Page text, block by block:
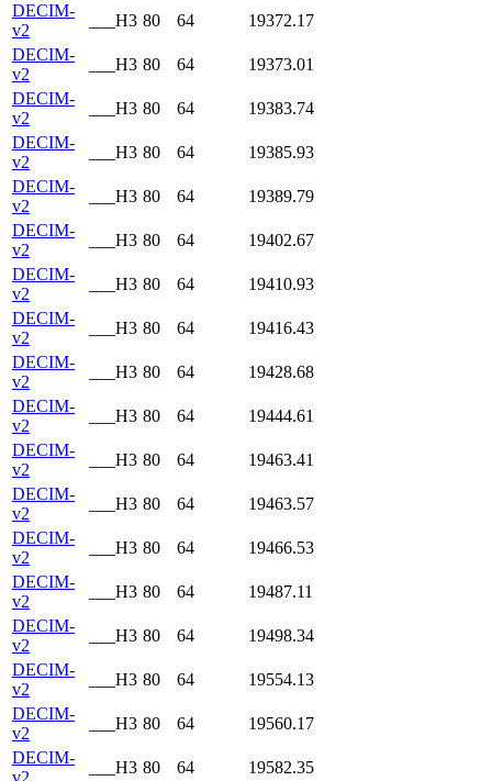
DECIM-
v2
___H3 80 64
19372.17
DECIM-
v2
___H3 80 64
19373.01
DECIM-
v2
___H3 80 64
19383.74
DECIM-
v2
___H3 80 64
19385.93
DECIM-
v2
___H3 80 64
19389.79
DECIM-
v2
___H3 80 64
19402.67
DECIM-
v2
___H3 80 64
19410.93
DECIM-
v2
___H3 80 64
19416.43
DECIM-
v2
___H3 80 64
19428.68
DECIM-
v2
___H3 80 64
19444.61
DECIM-
v2
___H3 80 64
19463.41
DECIM-
v2
___H3 80 64
19463.57
DECIM-
v2
___H3 80 64
19466.53
DECIM-
v2
___H3 80 64
19487.11
DECIM-
v2
___H3 80 64
19498.34
DECIM-
v2
___H3 80 64
19554.13
DECIM-
v2
___H3 80 64
19560.17
DECIM-
v2
___H3 80 64
19582.35